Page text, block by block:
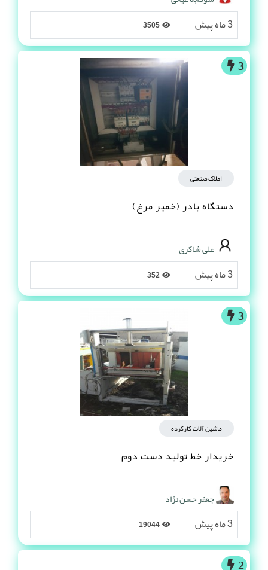
3 ماه پیش
3
املاک صنعتی
دستگاه بادر (خمیر مرغ)
علی شاکری
3 ماه پیش
3
ماشین آلات کارکرده
خریدار خط تولید دست دوم
جعفر حسن نژاد
3 ماه پیش
2